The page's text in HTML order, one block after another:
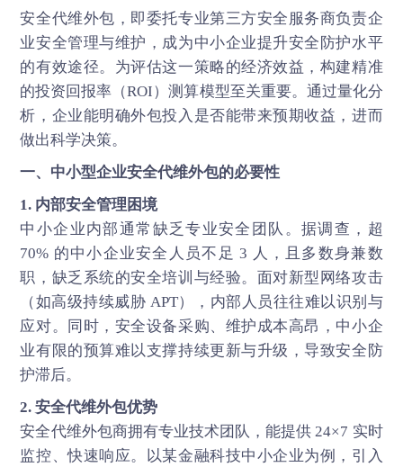
安全代维外包，即委托专业第三方安全服务商负责企
业安全管理与维护，成为中小企业提升安全防护水平
的有效途径。为评估这一策略的经济效益，构建精准
的投资回报率（ROI）测算模型至关重要。通过量化分
析，企业能明确外包投入是否能带来预期收益，进而
做出科学决策。
一、中小型企业安全代维外包的必要性
1. 内部安全管理困境
中小企业内部通常缺乏专业安全团队。据调查，超
70% 的中小企业安全人员不足 3 人，且多数身兼数
职，缺乏系统的安全培训与经验。面对新型网络攻击
（如高级持续威胁 APT），内部人员往往难以识别与
应对。同时，安全设备采购、维护成本高昂，中小企
业有限的预算难以支撑持续更新与升级，导致安全防
护滞后。
2. 安全代维外包优势
安全代维外包商拥有专业技术团队，能提供 24×7 实时
监控、快速响应。以某金融科技中小企业为例，引入